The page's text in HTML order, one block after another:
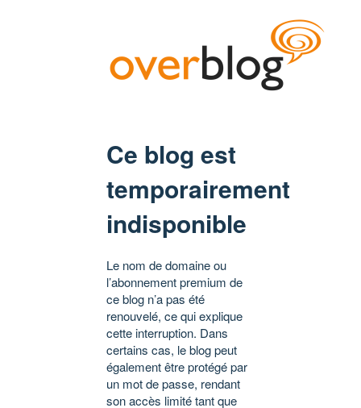
Ce blog est
temporairement
indisponible
Le nom de domaine ou
l’abonnement premium de
ce blog n’a pas été
renouvelé, ce qui explique
cette interruption. Dans
certains cas, le blog peut
également être protégé par
un mot de passe, rendant
son accès limité tant que